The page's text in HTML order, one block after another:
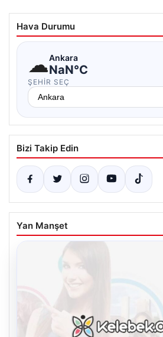
Hava Durumu
☁Ankara
NaN°C
ŞEHIR SEÇ
Bizi Takip Edin
Yan Manşet